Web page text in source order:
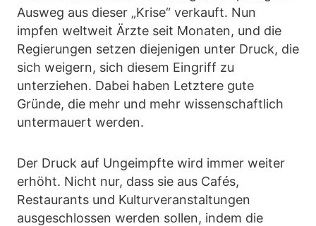
Ausweg aus dieser „Krise“ verkauft. Nun
impfen weltweit Ärzte seit Monaten, und die
Regierungen setzen diejenigen unter Druck, die
sich weigern, sich diesem Eingriff zu
unterziehen. Dabei haben Letztere gute
Gründe, die mehr und mehr wissenschaftlich
untermauert werden.
Der Druck auf Ungeimpfte wird immer weiter
erhöht. Nicht nur, dass sie aus Cafés,
Restaurants und Kulturveranstaltungen
ausgeschlossen werden sollen, indem die